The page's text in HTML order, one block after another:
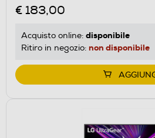
€ 183,00
Acquisto online: disponibile
Ritiro in negozio: non disponibile